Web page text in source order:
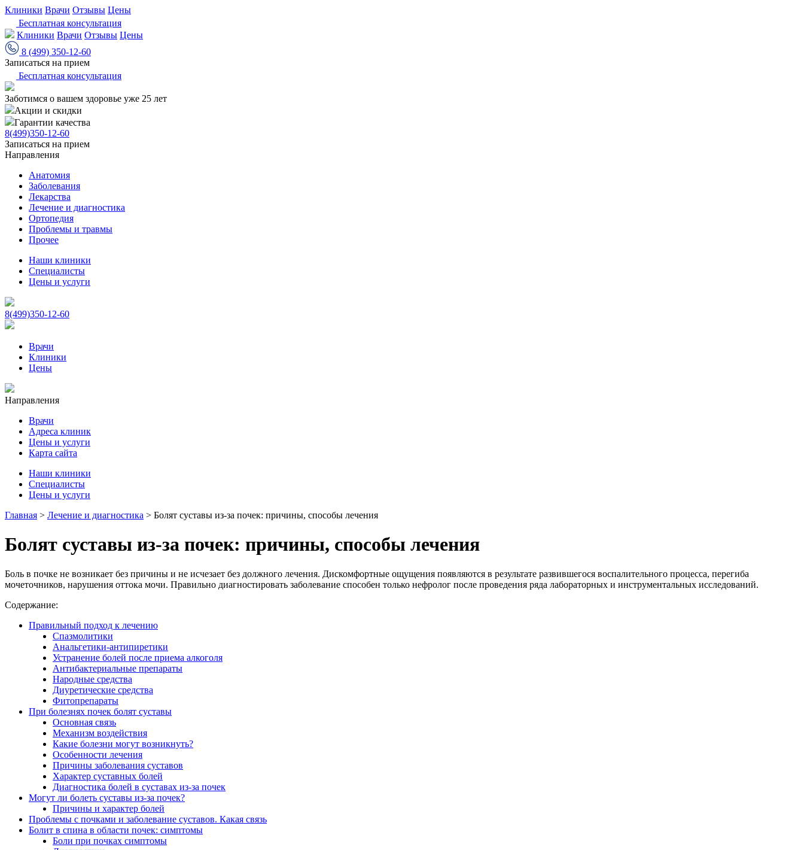
Клиники Врачи Отзывы Цены
Бесплатная консультация
Клиники Врачи Отзывы Цены
8 (499) 350-12-60
Записаться на прием
Бесплатная консультация
Заботимся о вашем здоровье уже 25 лет
Акции и скидки
Гарантии качества
8(499)350-12-60
Записаться на прием
Направления
Анатомия
Заболевания
Лекарства
Лечение и диагностика
Ортопедия
Проблемы и травмы
Прочее
Наши клиники
Специалисты
Цены и услуги
8(499)350-12-60
Врачи
Клиники
Цены
Направления
Врачи
Адреса клиник
Цены и услуги
Карта сайта
Наши клиники
Специалисты
Цены и услуги
Главная > Лечение и диагностика > Болят суставы из-за почек: причины, способы лечения
Болят суставы из-за почек: причины, способы лечения
Боль в почке не возникает без причины и не исчезает без должного лечения. Дискомфортные ощущения появляются в результате развившегося воспалительного процесса, перегиба
мочеточников, нарушения оттока мочи. Правильно диагностировать заболевание способен только нефролог после проведения ряда лабораторных и инструментальных исследований.
Содержание:
Правильный подход к лечению
Спазмолитики
Анальгетики-антипиретики
Устранение болей после приема алкоголя
Антибактериальные препараты
Народные средства
Диуретические средства
Фитопрепараты
При болезнях почек болят суставы
Основная связь
Механизм воздействия
Какие болезни могут возникнуть?
Особенности лечения
Причины заболевания суставов
Характер суставных болей
Диагностика болей в суставах из-за почек
Могут ли болеть суставы из-за почек?
Причины и характер болей
Проблемы с почками и заболевание суставов. Какая связь
Болит в спина в области почек: симптомы
Боли при почках симптомы